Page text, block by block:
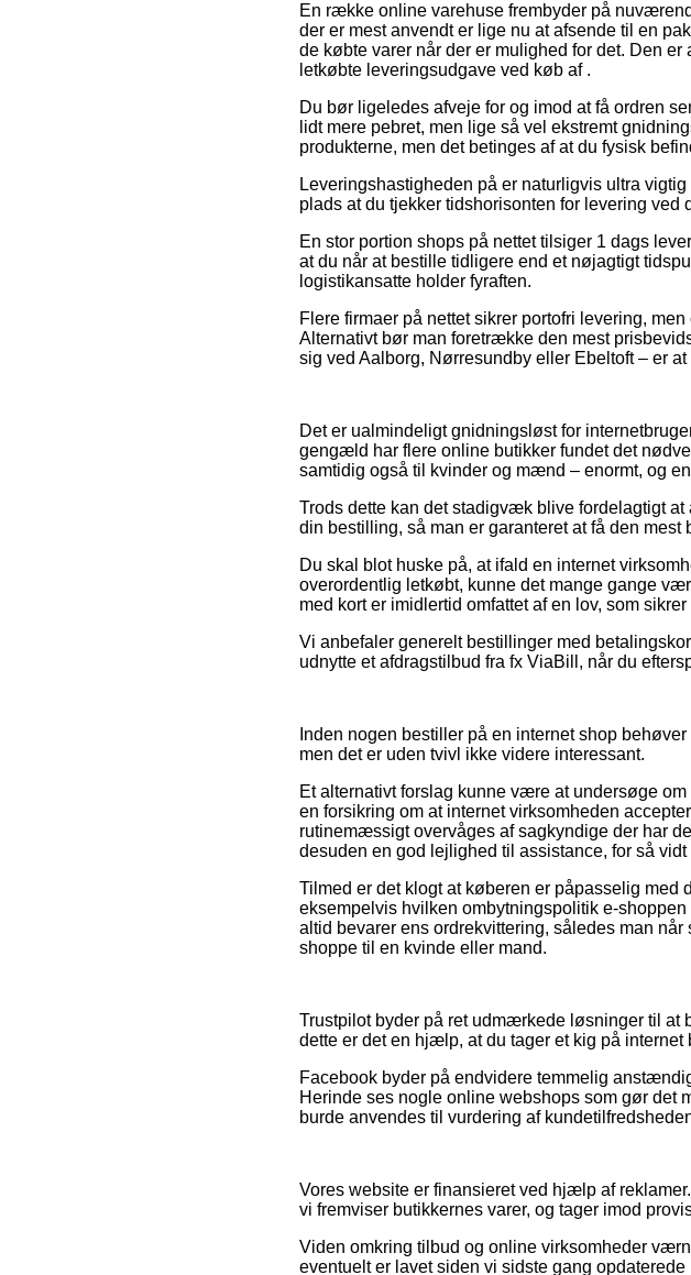
En række online varehuse frembyder på
der er mest anvendt er lige nu at afsende til en
de købte varer når der er mulighed for det. Den
letkøbte leveringsudgave ved køb af .
Du bør ligeledes afveje for og imod at få ordren
lidt mere pebret, men lige så vel ekstremt
produkterne, men det betinges af at du fysisk
Leveringshastigheden på er naturligvis ultra
plads at du tjekker tidshorisonten for levering ved
En stor portion shops på nettet tilsiger 1 dags
at du når at bestille tidligere end et nøjagtigt
logistikansatte holder fyraften.
Flere firmaer på nettet sikrer portofri levering,
Alternativt bør man foretrække den mest
sig ved Aalborg, Nørresundby eller Ebeltoft – er
Det er ualmindeligt gnidningsløst for
gengæld har flere online butikker fundet det
samtidig også til kvinder og mænd – enormt, og
Trods dette kan det stadigvæk blive fordelagtigt
din bestilling, så man er garanteret at få den mest
Du skal blot huske på, at ifald en internet
overordentlig letkøbt, kunne det mange gange
med kort er imidlertid omfattet af en lov, som
Vi anbefaler generelt bestillinger med
udnytte et afdragstilbud fra fx ViaBill, når du
Inden nogen bestiller på en internet shop
men det er uden tvivl ikke videre interessant.
Et alternativt forslag kunne være at undersøge
en forsikring om at internet virksomheden
rutinemæssigt overvåges af sagkyndige der har
desuden en god lejlighed til assistance, for så
Tilmed er det klogt at køberen er påpasselig med
eksempelvis hvilken ombytningspolitik e-
altid bevarer ens ordrekvittering, således man
shoppe til en kvinde eller mand.
Trustpilot byder på ret udmærkede løsninger til
dette er det en hjælp, at du tager et kig på
Facebook byder på endvidere temmelig
Herinde ses nogle online webshops som gør det
burde anvendes til vurdering af
Vores website er finansieret ved hjælp af
vi fremviser butikkernes varer, og tager imod
Viden omkring tilbud og online virksomheder
eventuelt er lavet siden vi sidste gang